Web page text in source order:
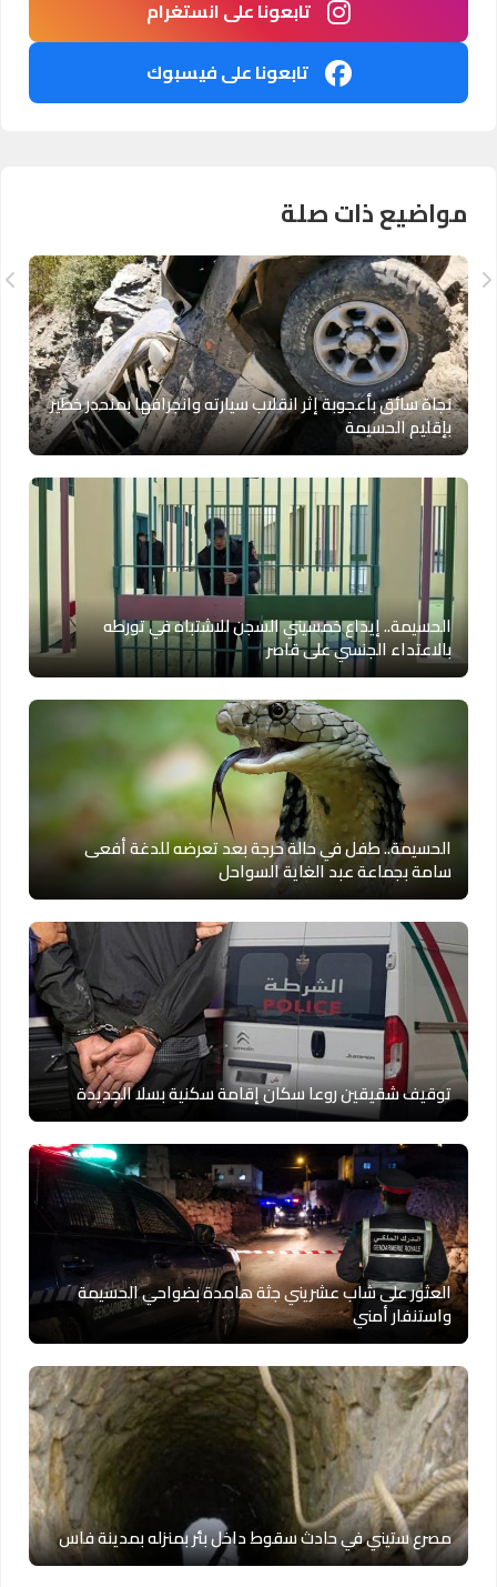
تابعونا على انستغرام
تابعونا على فيسبوك
مواضيع ذات صلة
نجاة سائق بأعجوبة إثر انقلاب سيارته وانجرافها بمنحدر خطير
بإقليم الحسيمة
الحسيمة.. إيداع خمسيني السجن للاشتباه في تورطه
بالاعتداء الجنسي على قاصر
الحسيمة.. طفل في حالة حرجة بعد تعرضه للدغة أفعى
سامة بجماعة عبد الغاية السواحل
توقيف شقيقين روعا سكان إقامة سكنية بسلا الجديدة
العثور على شاب عشريني جثة هامدة بضواحي الحسيمة
واستنفار أمني
مصرع ستيني في حادث سقوط داخل بئر بمنزله بمدينة فاس